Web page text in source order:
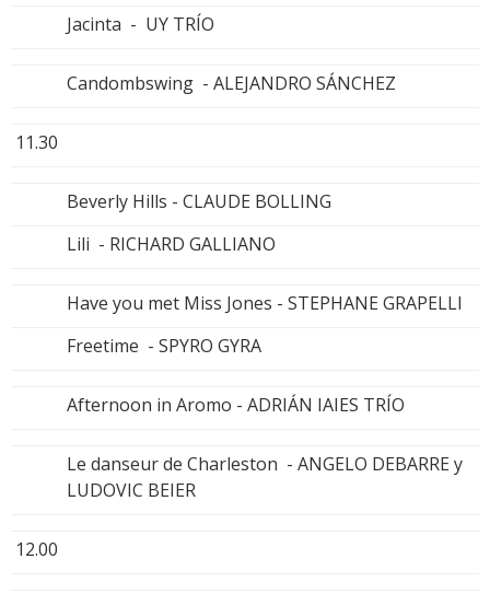
Jacinta - UY TRÍO
Candombswing - ALEJANDRO SÁNCHEZ
11.30
Beverly Hills - CLAUDE BOLLING
Lili - RICHARD GALLIANO
Have you met Miss Jones - STEPHANE GRAPELLI
Freetime - SPYRO GYRA
Afternoon in Aromo - ADRIÁN IAIES TRÍO
Le danseur de Charleston - ANGELO DEBARRE y
LUDOVIC BEIER
12.00